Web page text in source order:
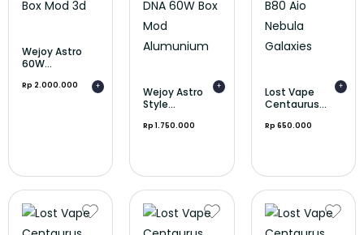
Wejoy Astro
60W...
Rp 2.000.000 +
Wejoy Astro
Style...
Rp 1.750.000
+
Lost Vape
Centaurus...
Rp 650.000
+